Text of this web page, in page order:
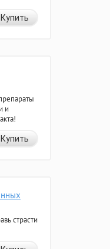
Купить
и
Купить
страсти